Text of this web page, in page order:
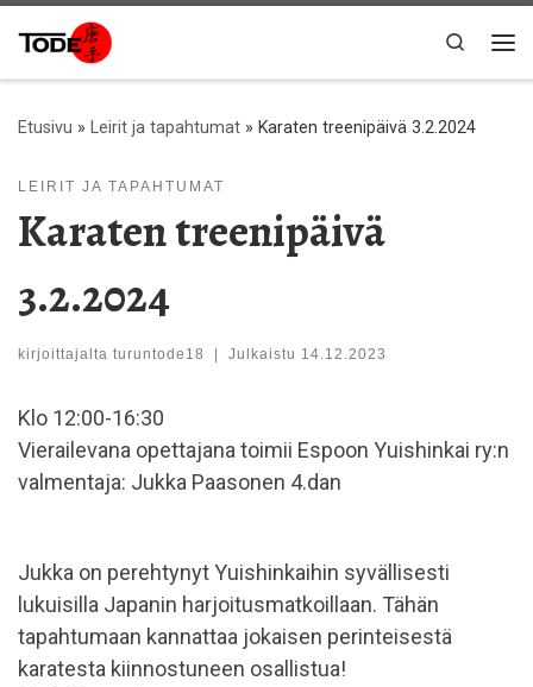
Skip to content
Search
Etusivu » Leirit ja tapahtumat » Karaten treenipäivä 3.2.2024
LEIRIT JA TAPAHTUMAT
Karaten treenipäivä
3.2.2024
kirjoittajalta turuntode18 | Julkaistu 14.12.2023
Klo 12:00-16:30
Vierailevana opettajana toimii Espoon Yuishinkai ry:n
valmentaja: Jukka Paasonen 4.dan
Jukka on perehtynyt Yuishinkaihin syvällisesti
lukuisilla Japanin harjoitusmatkoillaan. Tähän
tapahtumaan kannattaa jokaisen perinteisestä
karatesta kiinnostuneen osallistua!